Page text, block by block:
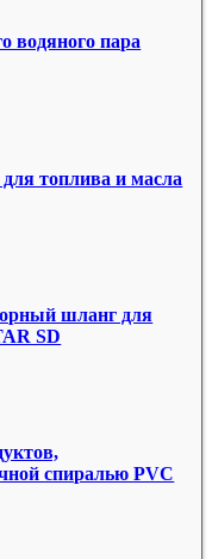
водяного пара
топлива и масла
шланг для
SD
спиралью PVC